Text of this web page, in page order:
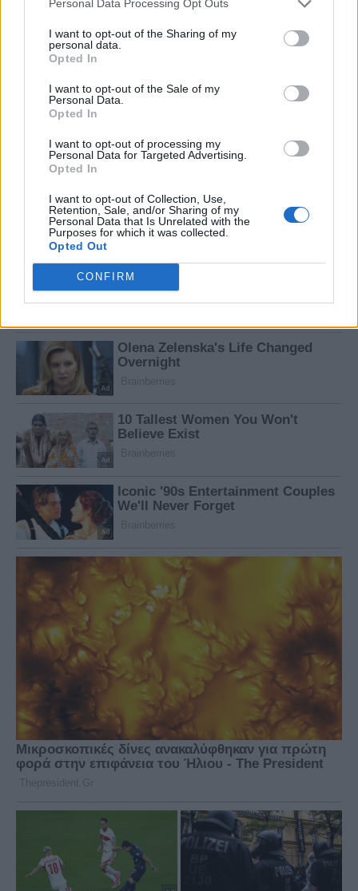
Personal Data Processing Opt Outs
I want to opt-out of the Sharing of my
personal data.
Opted In
I want to opt-out of the Sale of my
Personal Data.
Opted In
I want to opt-out of processing my
Personal Data for Targeted Advertising.
Opted In
I want to opt-out of Collection, Use,
Retention, Sale, and/or Sharing of my
Personal Data that Is Unrelated with the
Purposes for which it was collected.
Opted Out
CONFIRM